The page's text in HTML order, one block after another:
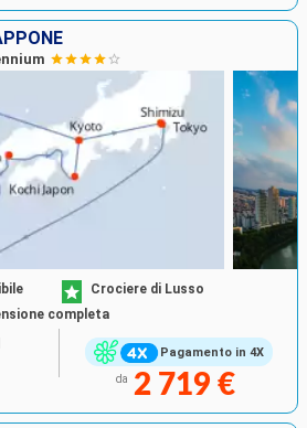
Pagamento in 4X
Crociere di Lusso
completa
da 2 719 €